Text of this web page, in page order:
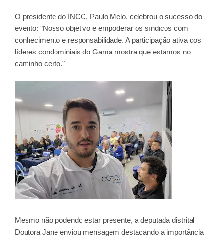
O presidente do INCC, Paulo Melo, celebrou o sucesso do
evento: "Nosso objetivo é empoderar os síndicos com
conhecimento e responsabilidade. A participação ativa dos
líderes condominiais do Gama mostra que estamos no
caminho certo."
Mesmo não podendo estar presente, a deputada distrital
Doutora Jane enviou mensagem destacando a importância